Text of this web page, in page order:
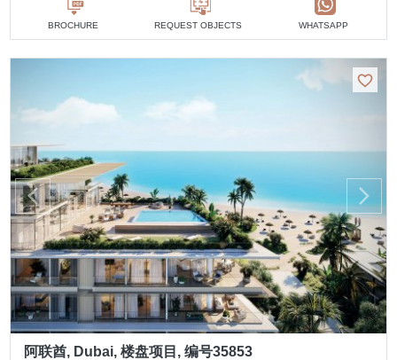
BROCHURE REQUEST OBJECTS WHATSAPP
阿联酋, Dubai, 楼盘项目, 编号35853